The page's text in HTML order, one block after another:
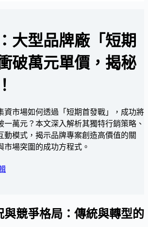
大型品牌廠「短期
破萬元單價，揭秘
資市場如何透過「短期首發戰」，成功將
一萬元？本文深入解析其獨特行銷策略、
動模式，揭示品牌專案創造高價值的關
市場突圍的成功方程式。
與競爭格局：傳統與轉型的